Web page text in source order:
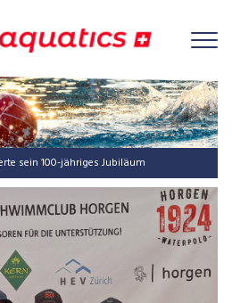
sein 100-jähriges Jubiläum